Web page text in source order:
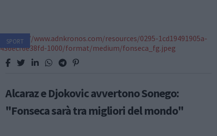
SPORT
Alcaraz e Djokovic avvertono Sonego:
"Fonseca sarà tra migliori del mondo"